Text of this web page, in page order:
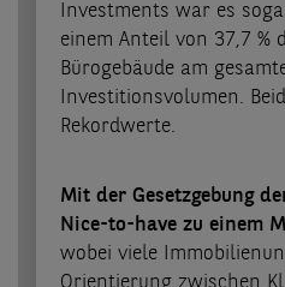
Investments war es
einem Anteil von 37,7 %
Bürogebäude am
Investitionsvolumen.
Rekordwerte.
Mit der Gesetzgebung
Nice-to-have zu einem
wobei viele